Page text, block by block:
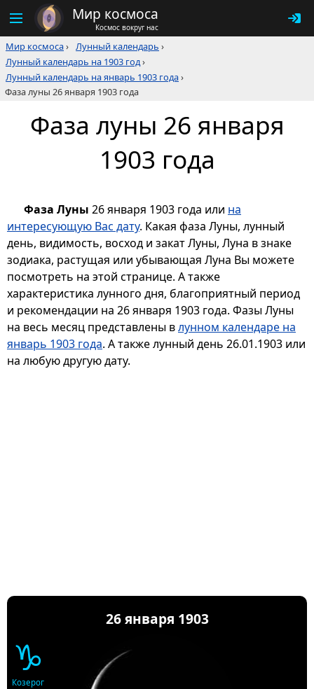
Мир космоса
Космос вокруг нас
Мир космоса› Лунный календарь ›
Лунный календарь на 1903 год›
Лунный календарь на январь 1903 года›
Фаза луны 26 января 1903 года
Фаза луны 26 января
1903 года
Фаза Луны 26 января 1903 года или на
интересующую Вас дату. Какая фаза Луны, лунный
день, видимость, восход и закат Луны, Луна в знаке
зодиака, растущая или убывающая Луна Вы можете
посмотреть на этой странице. А также
характеристика лунного дня, благоприятный период
и рекомендации на 26 января 1903 года. Фазы Луны
на весь месяц представлены влунном календаре на
январь 1903 года. А также лунный день 26.01.1903 или
на любую другую дату.
26 января 1903
♑
Козерог